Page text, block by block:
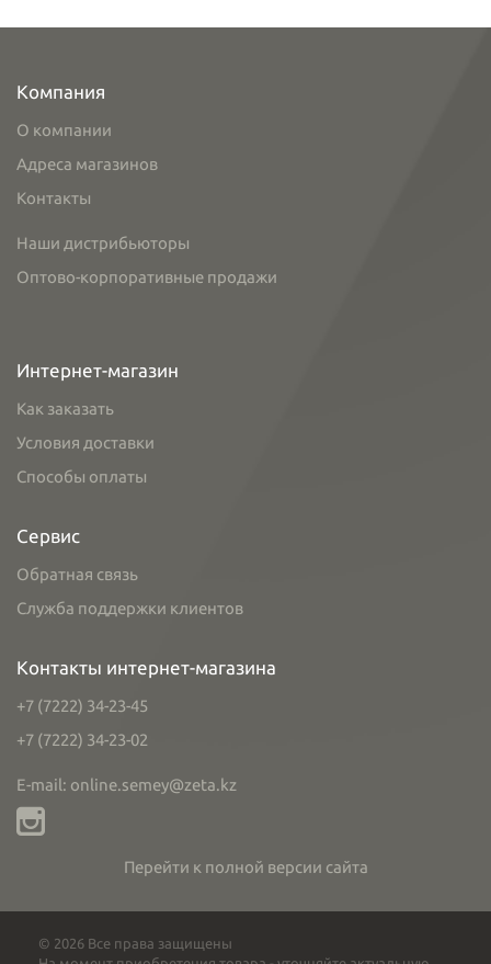
Компания
О компании
Адреса магазинов
Контакты
Наши дистрибьюторы
Оптово-корпоративные продажи
Интернет-магазин
Как заказать
Условия доставки
Способы оплаты
Сервис
Обратная связь
Служба поддержки клиентов
Контакты интернет-магазина
+7 (7222) 34-23-45
+7 (7222) 34-23-02
E-mail: online.semey@zeta.kz
Перейти к полной версии сайта
© 2026 Все права защищены